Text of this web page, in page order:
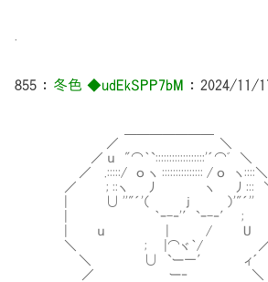
855 ： 冬色 ◆udEkSPP7bM ： 2024/11/
／ ＼
／ ｕ "⌒｀`::::::::::::::::::'´⌒ﾞ ＼
／ .:::::/ ｏ ヽ ::::::::::::::: / ｏ ヽ::::＼
／ ; ::ヽ 丿 ヽ 丿:::
| ∪ ''"´'（ j ）'"´'' :|
| ｀ｰ-‐'′`ｰ-‐′ ;
| ｕ | / U / ペコちゃ
＼ ; |⌒ヾ｀/
＼ ∪ `ー一′ ィ´
／ ー‐ ＼